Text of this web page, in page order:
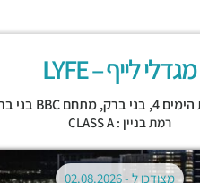
מגדלי לייף – LYFE
4, בני ברק,מתחם BBC בני ברק
רמת בניין : CLASS A
מצודכן ל -02.08.2026